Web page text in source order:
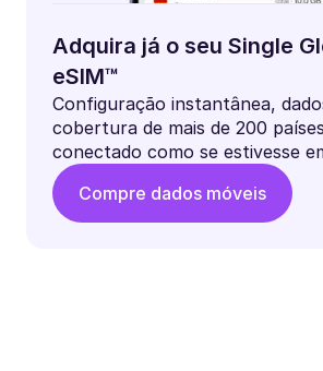
Adquira já o seu Single
eSIM™
Configuração instantânea,
cobertura de mais de 200
conectado como se estivesse
Compre dados móveis